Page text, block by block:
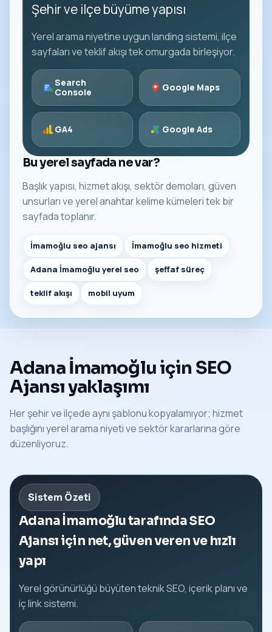
Şehir ve ilçe büyüme yapısı
Yerel arama niyetine uygun landing sistemi, ilçe
sayfaları ve teklif akışı tek omurgada birleşiyor.
Search
Console
Google Maps
GA4 Google Ads
Bu yerel sayfada ne var?
Başlık yapısı, hizmet akışı, sektör demoları, güven
unsurları ve yerel anahtar kelime kümeleri tek bir
sayfada toplanır.
İmamoğlu seo ajansı İmamoğlu seo hizmeti
Adana İmamoğlu yerel seo şeffaf süreç
teklif akışı mobil uyum
Adana İmamoğlu için SEO
Ajansı yaklaşımı
Her şehir ve ilçede aynı şablonu kopyalamıyor; hizmet
başlığını yerel arama niyeti ve sektör kararlarına göre
düzenliyoruz.
Sistem Özeti
Adana İmamoğlu tarafında SEO
Ajansı için net, güven veren ve hızlı
yapı
Yerel görünürlüğü büyüten teknik SEO, içerik planı ve
iç link sistemi.